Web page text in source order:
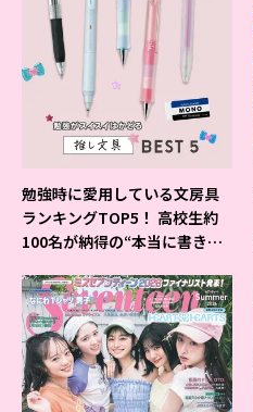
勉強時に愛用している文房具
ランキングTOP5！ 高校生約
100名が納得の“本当に書きや